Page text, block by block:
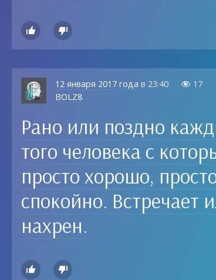
 
12 января 2017 года в 23:40  17
BOLZ8
Рано или поздно
того человека с
просто хорошо,
спокойно. Встречает
нахрен.
 